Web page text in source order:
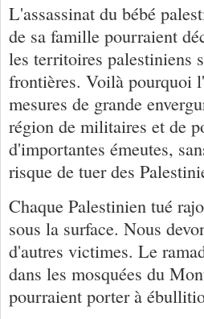
L'assassinat du bébé
de sa famille pourraient
les territoires palestiniens
frontières. Voilà pourquoi
mesures de grande
région de militaires et de
d'importantes émeutes,
risque de tuer des
Chaque Palestinien tué
sous la surface. Nous
d'autres victimes. Le
dans les mosquées du
pourraient porter à